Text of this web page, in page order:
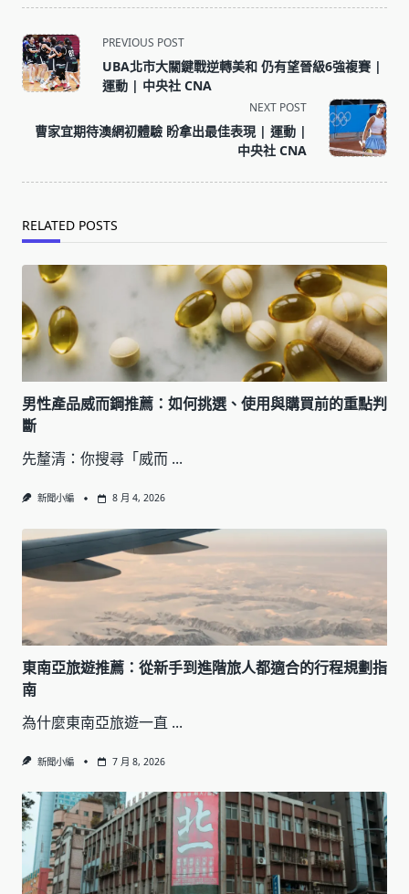
<span
class="nav-
subtitle
reader-
PREVIOUS POST
UBA北市大關鍵戰逆轉美和 仍有望晉級6強複賽 |
運動 | 中央社 CNA
NEXT POST
曹家宜期待澳網初體驗 盼拿出最佳表現 | 運動 |
中央社 CNA
RELATED POSTS
男性產品威而鋼推薦：如何挑選、使用與購買前的重點判
斷
先釐清：你搜尋「威而 ...
新聞小編 8 月 4, 2026
東南亞旅遊推薦：從新手到進階旅人都適合的行程規劃指
南
為什麼東南亞旅遊一直 ...
新聞小編 7 月 8, 2026